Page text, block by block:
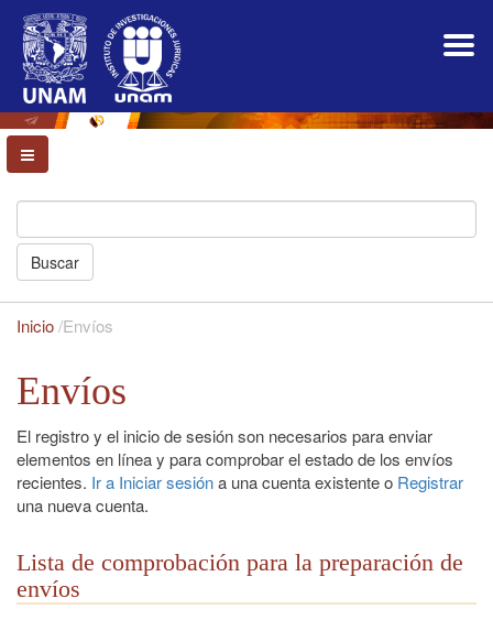
Navegación
principal
Contenido
principal
Barra
lateral
Buscar
Inicio/Envíos
Envíos
El registro y el inicio de sesión son necesarios para enviar
elementos en línea y para comprobar el estado de los envíos
recientes. Ir a Iniciar sesióna una cuenta existente o Registrar
una nueva cuenta.
Lista de comprobación para la preparación de
envíos